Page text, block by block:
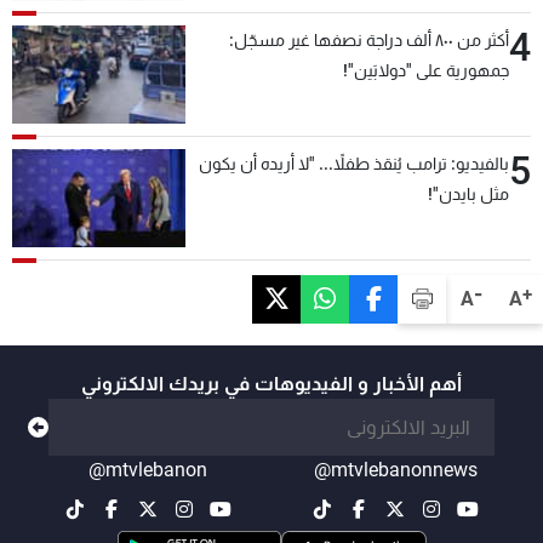
A+
A-
4
أكثر من ٨٠٠ ألف دراجة نصفها غير مسجّل:
جمهورية على "دولابَين"!
5بالفيديو: ترامب يُنقذ طفلاً... "لا أريده أن يكون
مثل بايدن"!
أهم الأخبار و الفيديوهات في بريدك الالكتروني
@mtvlebanonnews
@mtvlebanon